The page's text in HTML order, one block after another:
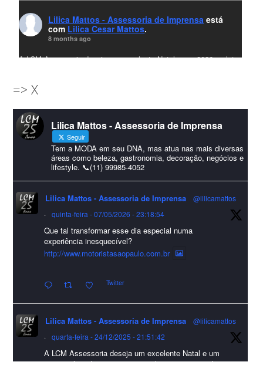
Lilica Mattos - Assessoria de Imprensa está
com Lilica Cesar Mattos.
8 months ago
A LCM Assessoria deseja um excelente Natal e um 2026 repleto
amigos que sempre nos acompanham!🎄✨🥂❤️
#lcmassessoriassessoria#natal #merrychristmas #felizanonovo
#HappyNewYear
Foto
Visualizar no Facebook · Compartilhar
Lilica Mattos - Assessoria de Imprensa
9 months ago
A Abrafas - Associação Brasileira de Fibras Artificiais e
Sintéticas foi destaque na Revista Química e Derivados, na
incertezas do mercado global".
Confira detalhes 🗞📰📈
#sustentabilidade #FibrasSintéticas #EconomiaCircular #Abrafas
#IndústriaTêxtil
Foto
=> X
Lilica Mattos - Assessoria de Imprensa
Seguir
Tem a MODA em seu DNA, mas atua nas mais diversas
áreas como beleza, gastronomia, decoração, negócios e
lifestyle. 📞(11) 99985-4052
Lilica Mattos - Assessoria de Imprensa
@lilicamattos
·
quinta-feira - 07/05/2026 - 23:18:54
Que tal transformar esse dia especial numa
experiência inesquecível?
http://www.motoristasaopaulo.com.br
Twitter
Lilica Mattos - Assessoria de Imprensa
@lilicamattos
·
quarta-feira - 24/12/2025 - 21:51:42
A LCM Assessoria deseja um excelente Natal e um
2026 repleto de conquistas e realizações para todos